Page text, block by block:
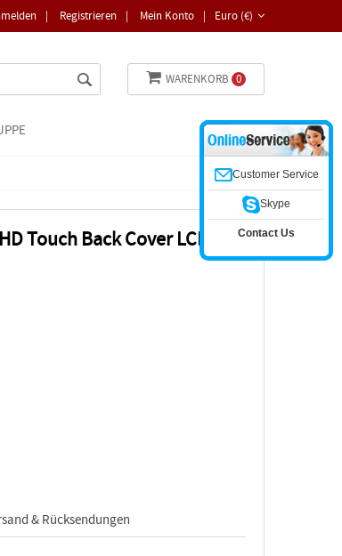
Euro (€)
| Registrieren | Mein Konto |
WARENKORB 0
Touch Back Cover LCD-
& Rücksendungen
Customer Service
Skype
Contact Us